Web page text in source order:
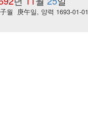
월 庚午일, 양력 1693-01-01